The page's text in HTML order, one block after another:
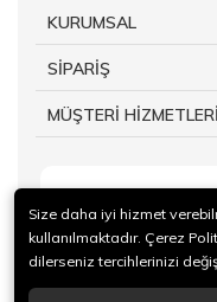
KURUMSAL
SİPARİŞ
MÜŞTERİ HİZMETLERİ
Size daha iyi hizmet
kullanılmaktadır. Çerez
dilerseniz tercihlerinizi